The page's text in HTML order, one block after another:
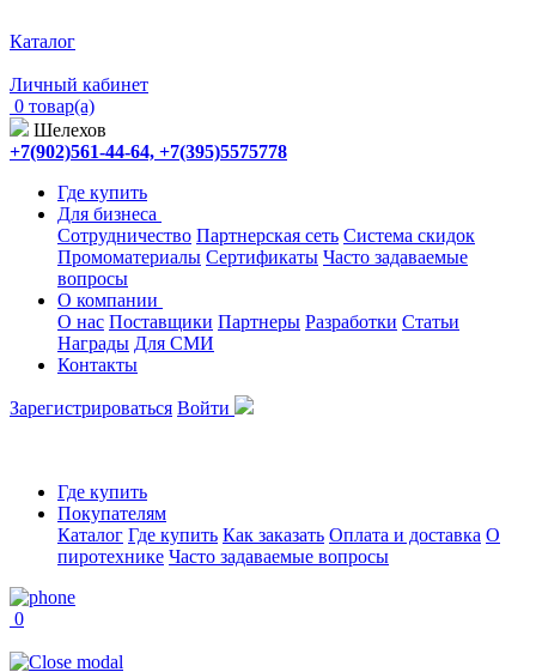
Каталог
Личный кабинет
0 товар(а)
Шелехов
+7(902)561-44-64, +7(395)5575778
Где купить
Для бизнеса
Сотрудничество Партнерская сеть Система скидок
Промоматериалы Сертификаты Часто задаваемые
вопросы
О компании
О нас Поставщики Партнеры Разработки Статьи
Награды Для СМИ
Контакты
Зарегистрироваться Войти
Где купить
Покупателям
Каталог Где купить Как заказать Оплата и доставка О
пиротехнике Часто задаваемые вопросы
0